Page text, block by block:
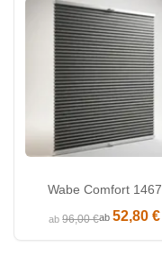
Wabe Comfort 1467
ab96,00 €ab52,80 €